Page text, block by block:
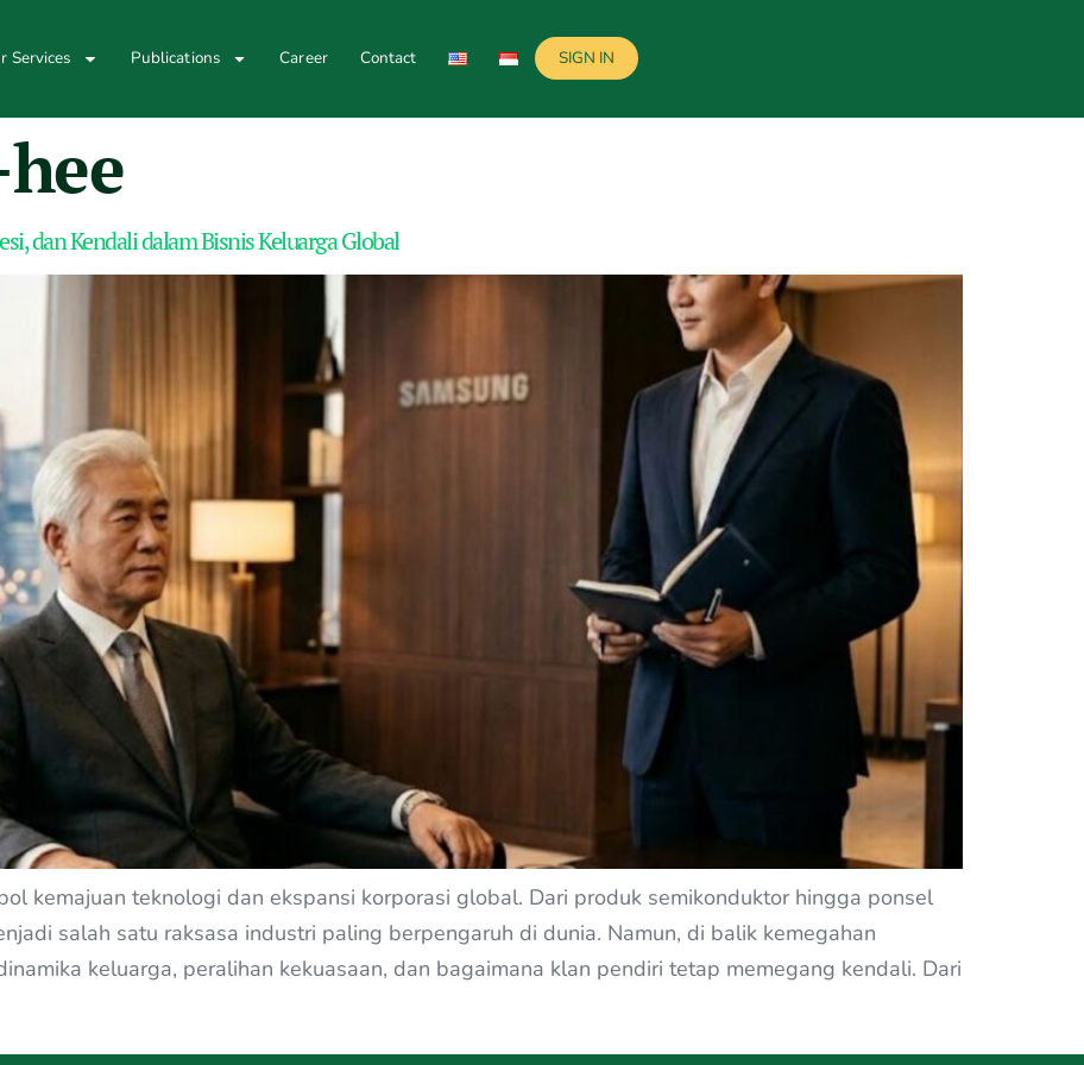
Services Publications Career Contact SIGN IN
dan Kendali dalam Bisnis Keluarga Global
kemajuan teknologi dan ekspansi korporasi global. Dari produk semikonduktor hingga ponsel
salah satu raksasa industri paling berpengaruh di dunia. Namun, di balik kemegahan
keluarga, peralihan kekuasaan, dan bagaimana klan pendiri tetap memegang kendali. Dari